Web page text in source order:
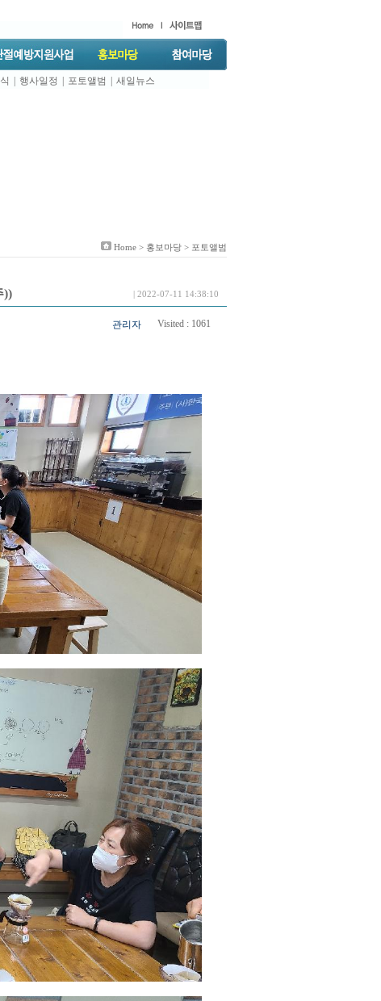
행사일정 포토앨범 새일뉴스
Home > 홍보마당 > 포토앨범
)) | 2022-07-11 14:38:10
관리자 Visited : 1061